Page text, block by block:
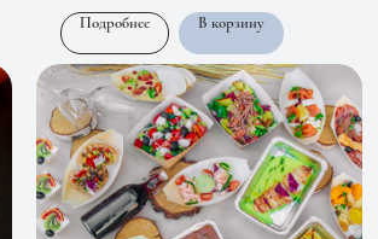
Подробнее В корзину